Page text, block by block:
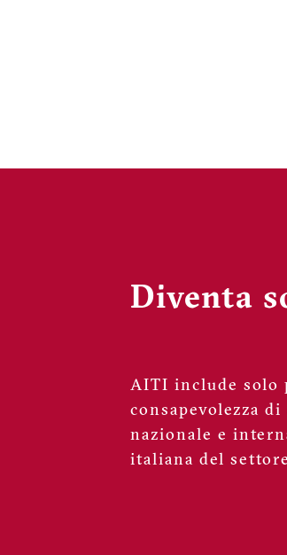
Diventa
AITI include solo
consapevolezza
nazionale e
italiana del